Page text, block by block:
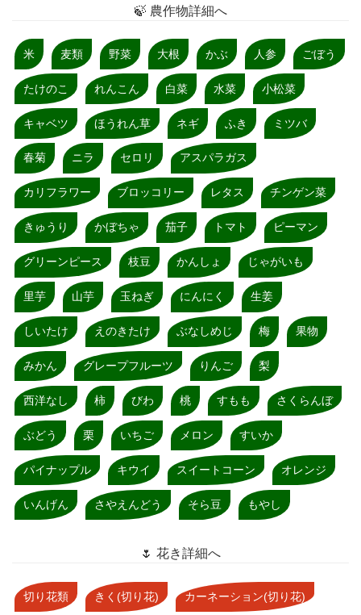
🍃 農作物詳細へ
米 麦類 野菜 大根 かぶ 人参 ごぼう
たけのこ れんこん 白菜 水菜 小松菜
キャベツ ほうれん草 ネギ ふき ミツバ
春菊 ニラ セロリ アスパラガス
カリフラワー ブロッコリー レタス チンゲン菜
きゅうり かぼちゃ 茄子 トマト ピーマン
グリーンピース 枝豆 かんしょ じゃがいも
里芋 山芋 玉ねぎ にんにく 生姜
しいたけ えのきたけ ぶなしめじ 梅 果物
みかん グレープフルーツ りんご 梨
西洋なし 柿 びわ 桃 すもも さくらんぼ
ぶどう 栗 いちご メロン すいか
パイナップル キウイ スイートコーン オレンジ
いんげん さやえんどう そら豆 もやし
🌷 花き詳細へ
切り花類 きく(切り花) カーネーション(切り花)